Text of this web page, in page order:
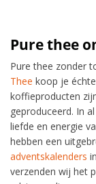
Pure thee
Pure thee zonder
Thee koop je
koffieproducten
geproduceerd. In
liefde en energie
hebben een
adventskalenders
verzenden wij het